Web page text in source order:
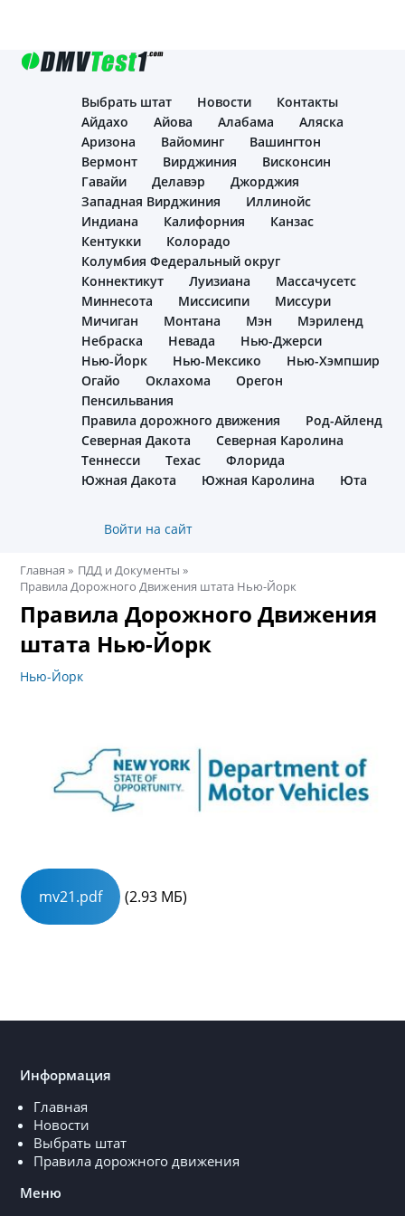
навигацияВыбрать штат Новости
Контакты
Айдахо
Айова Алабама
Аляска
Аризона
Вайоминг
Вашингтон
Вермонт
Вирджиния
Висконсин
Гавайи
Делавэр
Джорджия
Западная Вирджиния
Иллинойс
Индиана
Калифорния
Канзас
Кентукки
Колорадо
Колумбия Федеральный округ
Коннектикут
Луизиана
Массачусетс
Миннесота
Миссисипи
Миссури
Мичиган
Монтана Мэн
Мэриленд
Небраска
Невада
Нью-Джерси
Нью-Йорк
Нью-Мексико
Нью-Хэмпшир
Огайо
Оклахома
Орегон
Пенсильвания
Правила дорожного движения
Род-Айленд
Северная Дакота
Северная Каролина
Теннесси
Техас
Флорида
Южная Дакота
Южная Каролина Юта
Войти на сайт
Строка
навигации
Главная
ПДД и Документы
Правила Дорожного Движения штата Нью-Йорк
Правила Дорожного Движения
штата Нью-Йорк
Нью-Йорк
mv21.pdf (2.93 МБ)
Информация
Главная
Новости
Выбрать штат
Правила дорожного движения
Меню